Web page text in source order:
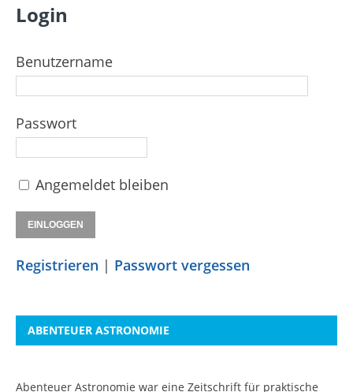
Login
Benutzername
Passwort
Angemeldet bleiben
Registrieren | Passwort vergessen
ABENTEUER ASTRONOMIE
Abenteuer Astronomie war eine Zeitschrift für praktische